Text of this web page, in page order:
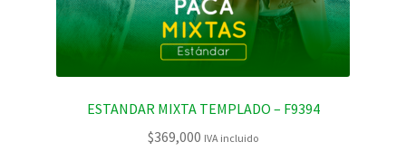
ESTANDAR MIXTA TEMPLADO – F9394
$369,000 IVA incluido